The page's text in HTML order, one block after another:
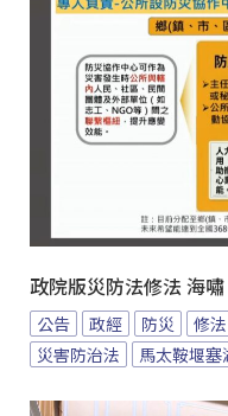
政院版災防法修法 海
公告 政經 防災 修法
災害防治法
馬太鞍堰塞